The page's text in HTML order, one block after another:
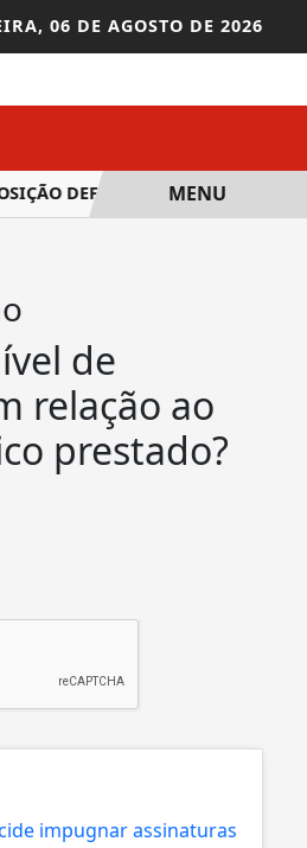
06 DE AGOSTO DE 2026
DEFENDEM SOLUÇÕES
MENU
de
relação ao
prestado?